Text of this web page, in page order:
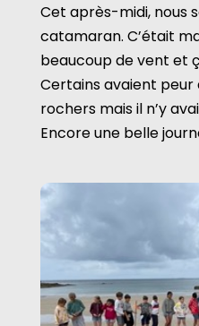
Cet après-midi, nous
catamaran. C’était
beaucoup de vent et
Certains avaient peur
rochers mais il n’y
Encore une belle